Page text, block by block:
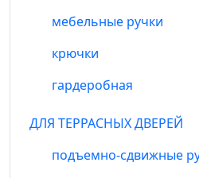
мебельные ручки
крючки
гардеробная
ДЛЯ ТЕРРАСНЫХ ДВЕРЕЙ
подъемно-сдвижные